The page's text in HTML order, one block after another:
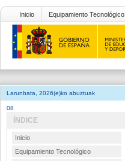
Inicio Equipamiento Tecnológico
Larunbata, 2026(e)ko abuztuak
08
ÍNDICE
Inicio
Equipamiento Tecnológico